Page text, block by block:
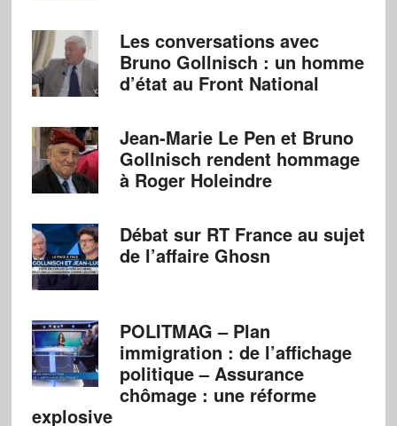
Les conversations avec
Bruno Gollnisch : un homme
d’état au Front National
Jean-Marie Le Pen et Bruno
Gollnisch rendent hommage
à Roger Holeindre
Débat sur RT France au sujet
de l’affaire Ghosn
POLITMAG – Plan
immigration : de l’affichage
politique – Assurance
chômage : une réforme
explosive